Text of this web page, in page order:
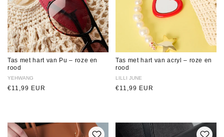
Tas met hart van Pu – roze en
rood
Verkoper:
YEHWANG
Normale
€11,99 EUR
Tas met hart van acryl – roze en
rood
Verkoper:
LILLI JUNE
Normale
€11,99 EUR